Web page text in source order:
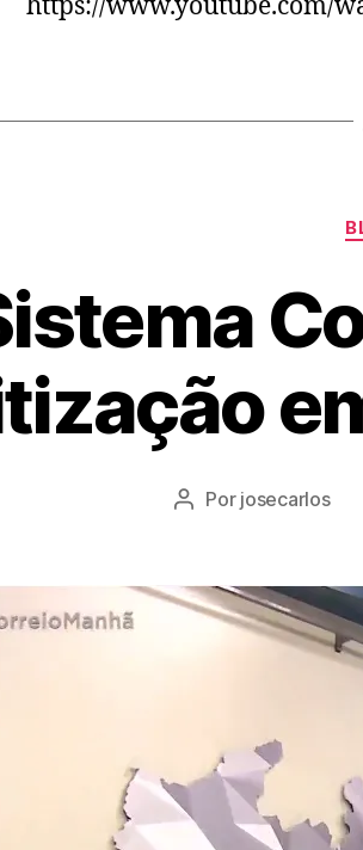
https://www.youtube.com/
Por josecarlos